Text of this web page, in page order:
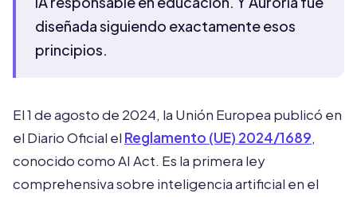
diseñada siguiendo exactamente esos
principios.
El 1 de agosto de 2024, la Unión Europea publicó en
el Diario Oficial el Reglamento (UE) 2024/1689,
conocido como AI Act. Es la primera ley
comprehensiva sobre inteligencia artificial en el